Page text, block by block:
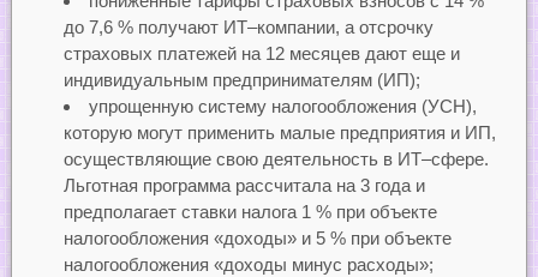
до 7,6 % получают ИТ–компании, а отсрочку
страховых платежей на 12 месяцев дают еще и
индивидуальным предпринимателям (ИП);
упрощенную систему налогообложения (УСН),
которую могут применить малые предприятия и ИП,
осуществляющие свою деятельность в ИТ–сфере.
Льготная программа рассчитала на 3 года и
предполагает ставки налога 1 % при объекте
налогообложения «доходы» и 5 % при объекте
налогообложения «доходы минус расходы»;